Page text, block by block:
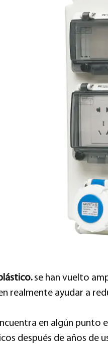
se han vuelto
realmente ayudar a
en algún
después de años de